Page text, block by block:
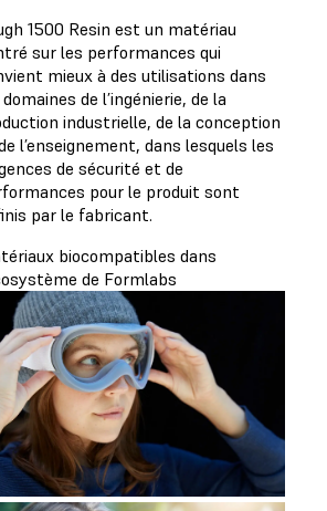
1500 Resin est un matériau
sur les performances qui
mieux à des utilisations dans
de l’ingénierie, de la
industrielle, de la conception
l’enseignement, dans lesquels les
de sécurité et de
pour le produit sont
par le fabricant.
biocompatibles dans
de Formlabs